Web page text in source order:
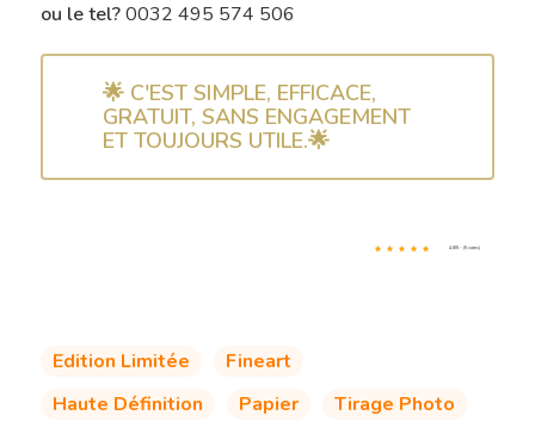
ou le tel?0032 495 574 506
🌟 C'EST SIMPLE, EFFICACE,
GRATUIT, SANS ENGAGEMENT
ET TOUJOURS UTILE.🌟
4.8/5 - (5 votes)
Edition Limitée
Fineart
Haute Définition
Papier Tirage Photo